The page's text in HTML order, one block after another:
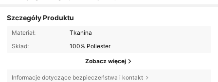
Szczegóły Produktu
Materiał:
Tkanina
Skład:
100% Poliester
Zobacz więcej
Informacje dotyczące bezpieczeństwa i kontakt